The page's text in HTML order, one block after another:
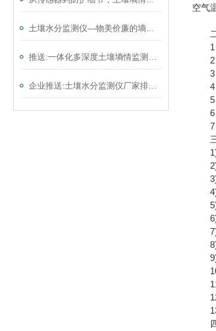
空气
二
1、
2、
3、
4、
5、
6、
7、
三
1)
2)
3)
4)
5)
6)
7)
8)
9)
10
11)
12)
13)
四